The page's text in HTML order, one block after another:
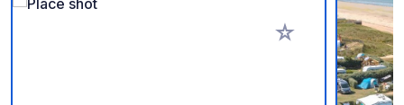
Add to your